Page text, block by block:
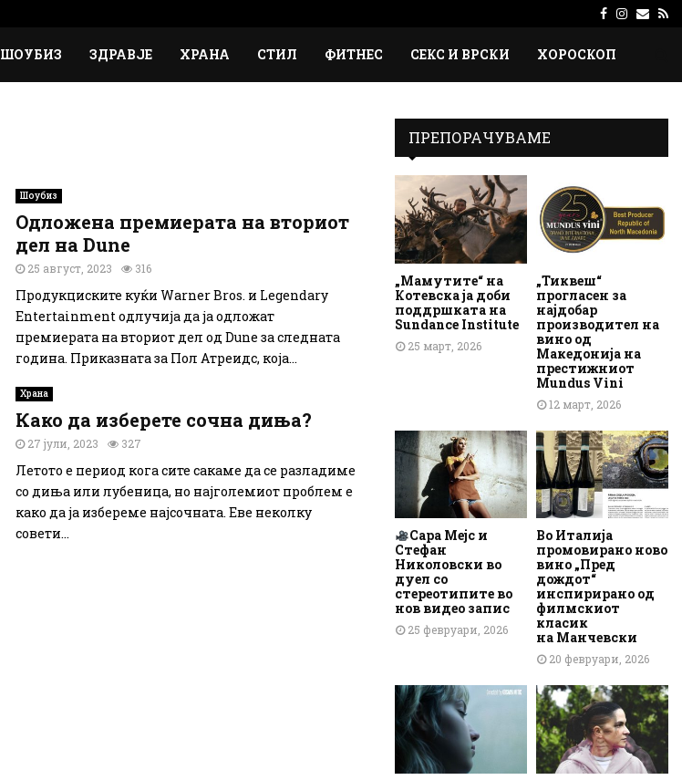
Facebook
ШОУБИЗ ЗДРАВЈЕ ХРАНА СТИЛ ФИТНЕС СЕКС И ВРСКИ ХОРОСКОП
Шоубиз
Одложена премиерата на вториот
дел на Dune
25 август, 2023 316
Продукциските куќи Warner Bros. и Legendary
Entertainment одлучија да ја одложат
премиерата на вториот дел од Dune за следната
година. Приказната за Пол Атреидс, која...
Храна
Како да изберете сочна диња?
27 јули, 2023 327
Летото е период кога сите сакаме да се разладиме
со диња или лубеница, но најголемиот проблем е
како да ја избереме најсочната. Еве неколку
совети...
ПРЕПОРАЧУВАМЕ
„Мамутите“ на
Котевска ја доби
поддршката на
Sundance Institute
25 март, 2026
„Тиквеш“
прогласен за
најдобар
производител на
вино од
Македонија на
престижниот
Mundus Vini
12 март, 2026
Сара Мејс и
Стефан
Николовски во
дуел со
стереотипите во
нов видео запис
25 февруари, 2026
Во Италија
промовирано ново
вино „Пред
дождот“
инспирирано од
филмскиот
класик
на Манчевски
20 февруари, 2026